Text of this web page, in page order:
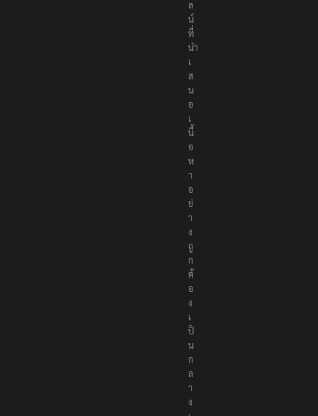
ล
น์
ที่
นำ
เ
ส
น
อ
เ
นื้
อ
ห
า
อ
ย่
า
ง
ถู
ก
ต้
อ
ง
เ
ป็
น
ก
ล
า
ง